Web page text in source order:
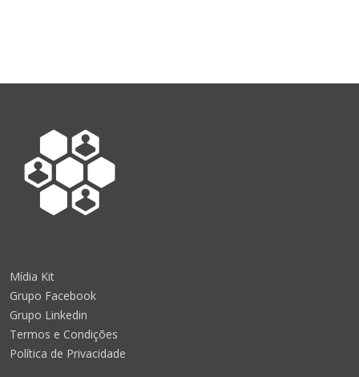
Mídia Kit
Grupo Facebook
Grupo Linkedin
Termos e Condições
Política de Privacidade